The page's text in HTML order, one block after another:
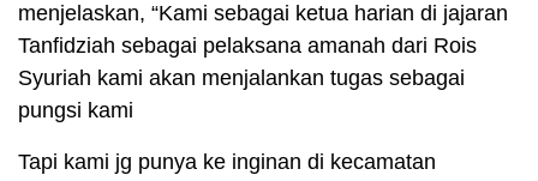
menjelaskan, “Kami sebagai ketua harian di jajaran
Tanfidziah sebagai pelaksana amanah dari Rois
Syuriah kami akan menjalankan tugas sebagai
pungsi kami
Tapi kami jg punya ke inginan di kecamatan